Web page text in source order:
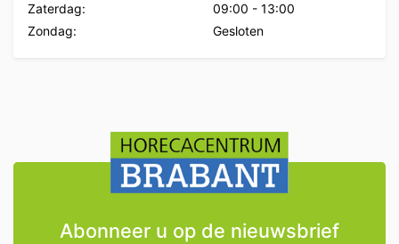
Zaterdag:
09:00 - 13:00
Zondag:
Gesloten
Abonneer u op de nieuwsbrief